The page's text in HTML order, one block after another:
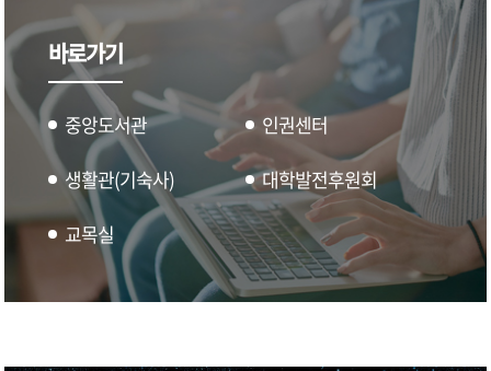
바로가기
중앙도서관
인권센터
생활관(기숙사)
대학발전후원회
교목실